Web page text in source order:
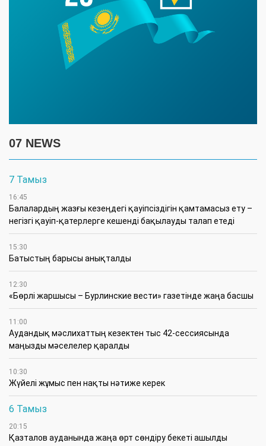
07 NEWS
7 Тамыз
16:45
Балалардың жазғы кезеңдегі қауіпсіздігін қамтамасыз ету –
негізгі қауіп-қатерлерге кешенді бақылауды талап етеді
15:30
Батыстың барысы анықталды
12:30
«Бөрлі жаршысы – Бурлинские вести» газетінде жаңа басшы
11:00
Аудандық мәслихаттың кезектен тыс 42-сессиясында
маңызды мәселелер қаралды
10:30
Жүйелі жұмыс пен нақты нәтиже керек
6 Тамыз
20:15
Қазталов ауданында жаңа өрт сөндіру бекеті ашылды